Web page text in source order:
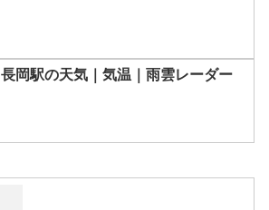
長岡駅の天気｜気温｜雨雲レーダー